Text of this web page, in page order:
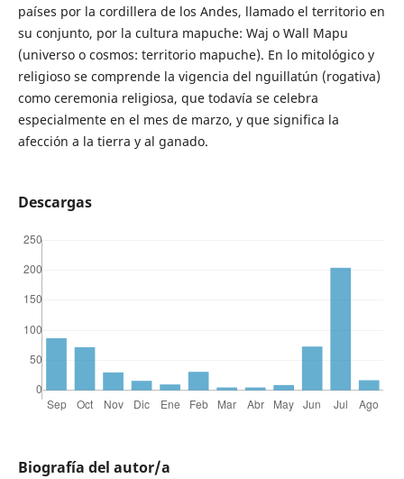
países por la cordillera de los Andes, llamado el territorio en
su conjunto, por la cultura mapuche: Waj o Wall Mapu
(universo o cosmos: territorio mapuche). En lo mitológico y
religioso se comprende la vigencia del nguillatún (rogativa)
como ceremonia religiosa, que todavía se celebra
especialmente en el mes de marzo, y que significa la
afección a la tierra y al ganado.
Descargas
Biografía del autor/a